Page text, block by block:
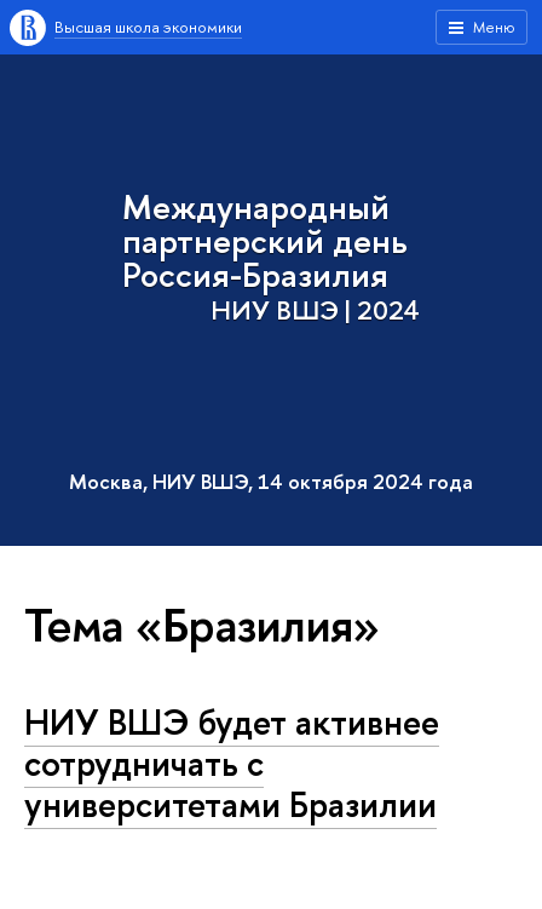
Меню
Высшая школа экономики
Международный
партнерский день
Россия-Бразилия
НИУ ВШЭ | 2024
Москва, НИУ ВШЭ, 14 октября 2024 года
Тема «Бразилия»
НИУ ВШЭ будет активнее
сотрудничать с
университетами Бразилии